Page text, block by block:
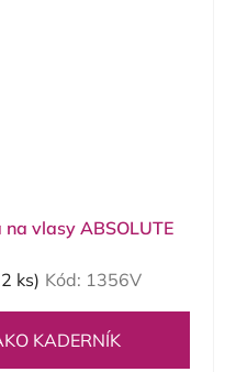
vlasy ABSOLUTE
ks) Kód: 1356V
KADERNÍK